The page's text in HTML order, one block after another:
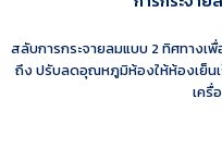
สลับการกระจายลมแบบ 2 ทิศทางเ
ถึง ปรับลดอุณหภูมิห้องให้ห้องเย็นเ
เครื่